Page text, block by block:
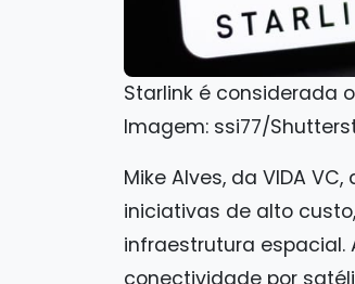
Starlink é considerada
Imagem: ssi77/
Mike Alves, da VIDA
iniciativas de alto
infraestrutura
conectividade por